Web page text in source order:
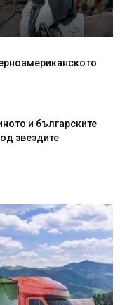
и българските
звездите